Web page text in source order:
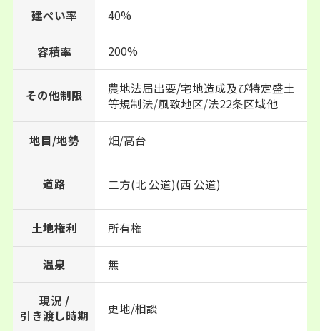
建ぺい率 40%
容積率 200%
その他制限
農地法届出要/宅地造成及び特定盛土
等規制法/風致地区/法22条区域他
地目/地勢 畑/高台
道路 二方(北 公道)(西 公道)
土地権利 所有権
温泉 無
現況 /
引き渡し時期
更地/相談